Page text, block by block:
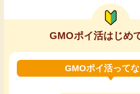
ポイ活お得情報
美容・健康
銀行・金融・投資
GMOポイ活はじめ
GMOポイ活ってな